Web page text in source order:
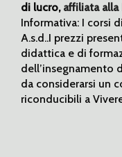
di lucro, affiliata alla
Informativa: I corsi
A.s.d..I prezzi
didattica e di
dell’insegnamento
da considerarsi un
riconducibili a